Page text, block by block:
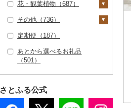
ア（588）
毛布（87）
タオルケット（8）
その他寝具（276）
その他タオル（483）
ボールペン（61）
ノート・ファイル（9
その他文房具（391）
食器（1,329）
グラス・カップ（41
箸（91）
スプーン・フォーク・
ナイフ（83）
皿・椀（341）
キッチン用品（1,13
フライパン（58）
鍋（73）
まな板（77）
洗剤（136）
トイレットペーパー
（135）
ティッシュ（43）
楽器・器材（2）
本・CD・DVD（53）
おもちゃ・ぬいぐるみ
ゴルフウェア（7）
その他ゴルフ（98）
アウトドア・キャンプ
0）
ウェア・ユニフォーム
（12）
8）
42）
（225）
入浴剤（309）
アロマ（119）
その他美容（420）
トートバッグ・ショル
ツケース（0）
その他鞄・バッグ（2
24）
洋服（895）
女性・レディース（3
子供・ベビー（87）
その他洋服（287）
和服（13）
靴・履物（334）
靴・シューズ（78）
（94）
その他靴・履物（19
アクセサリー（611）
ス（131）
ピアス・イヤリング
3）
財布（54）
織物（42）
本場奄美大島紬（1）
その他織物（38）
陶器・漆器（359）
信楽焼（75）
唐津焼（0）
村上木彫堆朱（0）
その他装飾品・工芸品
数珠（9）
工芸品（296）
播州そろばん（0）
花・観葉植物（687）
観葉植物・苗木（30
胡蝶蘭（2）
造花・プリザーブドフ
ラワー（104）
その他花（201）
盆栽・その他（100）
その他（736）
地域サービス（286）
その他（467）
定期便（187）
あとから選べるお礼品
（501）
さとふる公式